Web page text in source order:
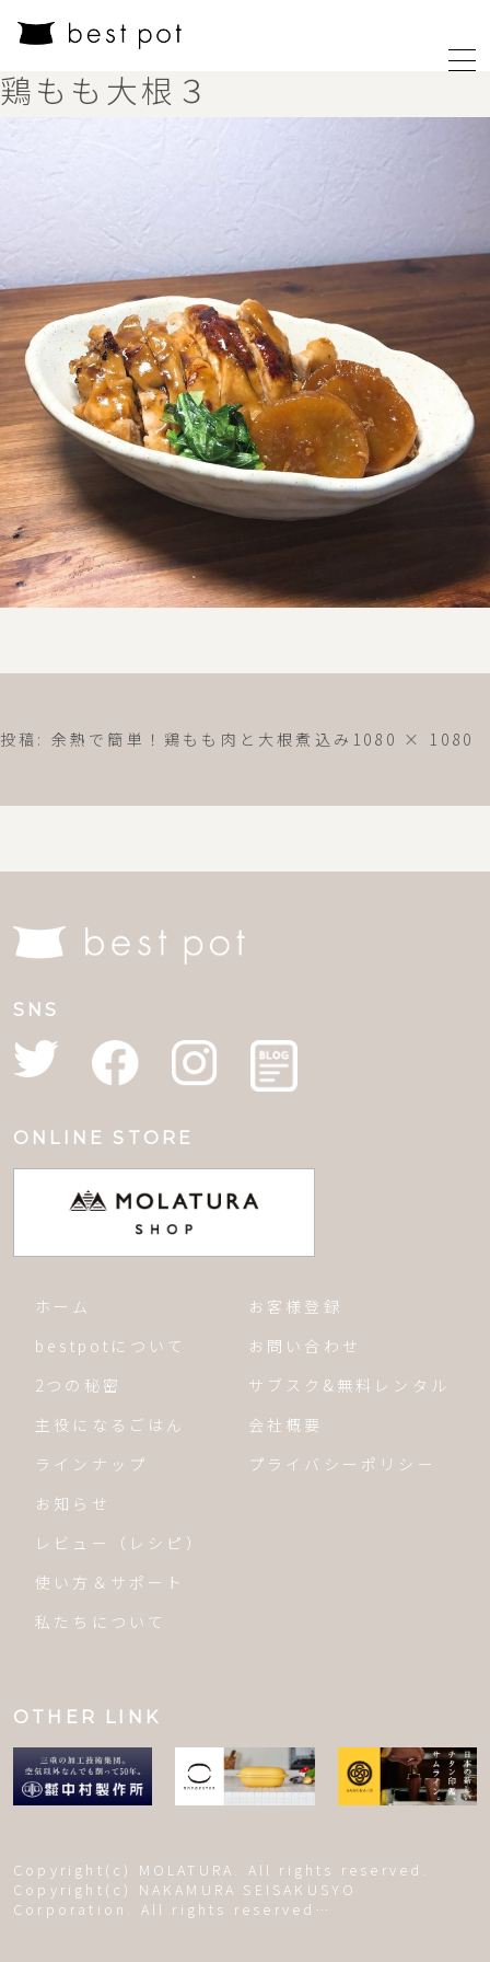
鶏もも大根３
投稿: 余熱で簡単！鶏もも肉と大根煮込み フ
イ
1080 × 1080
SNS
ONLINE STORE
ホーム
bestpotについて
2つの秘密
主役になるごはん
ラインナップ
お知らせ
レビュー（レシピ）
使い方＆サポート
私たちについて
お客様登録
お問い合わせ
サブスク&無料レンタル
会社概要
プライバシーポリシー
OTHER LINK
Copyright(c) MOLATURA. All rights reserved.
Copyright(c) NAKAMURA SEISAKUSYO
Corporation. All rights reserved…